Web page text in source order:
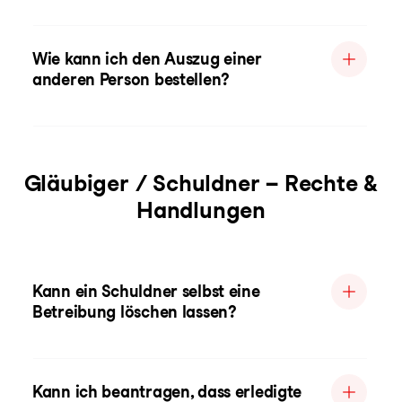
Wie kann ich den Auszug einer
anderen Person bestellen?
Gläubiger / Schuldner – Rechte &
Handlungen
Kann ein Schuldner selbst eine
Betreibung löschen lassen?
Kann ich beantragen, dass erledigte